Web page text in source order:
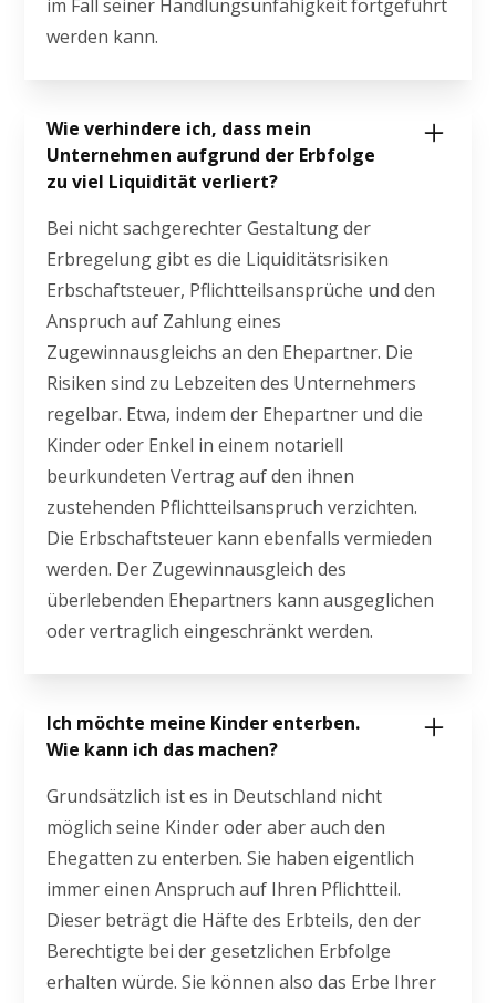
im Fall seiner Handlungsunfähigkeit fortgeführt
werden kann.
Wie verhindere ich, dass mein
Unternehmen aufgrund der Erbfolge
zu viel Liquidität verliert?
Bei nicht sachgerechter Gestaltung der
Erbregelung gibt es die Liquiditätsrisiken
Erbschaftsteuer, Pflichtteilsansprüche und den
Anspruch auf Zahlung eines
Zugewinnausgleichs an den Ehepartner. Die
Risiken sind zu Lebzeiten des Unternehmers
regelbar. Etwa, indem der Ehepartner und die
Kinder oder Enkel in einem notariell
beurkundeten Vertrag auf den ihnen
zustehenden Pflichtteilsanspruch verzichten.
Die Erbschaftsteuer kann ebenfalls vermieden
werden. Der Zugewinnausgleich des
überlebenden Ehepartners kann ausgeglichen
oder vertraglich eingeschränkt werden.
Ich möchte meine Kinder enterben.
Wie kann ich das machen?
Grundsätzlich ist es in Deutschland nicht
möglich seine Kinder oder aber auch den
Ehegatten zu enterben. Sie haben eigentlich
immer einen Anspruch auf Ihren Pflichtteil.
Dieser beträgt die Häfte des Erbteils, den der
Berechtigte bei der gesetzlichen Erbfolge
erhalten würde. Sie können also das Erbe Ihrer